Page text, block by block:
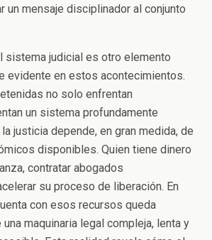
un mensaje disciplinador al conjunto
sistema judicial es otro elemento
evidente en estos acontecimientos.
no solo enfrentan
un sistema profundamente
justicia depende, en gran medida, de
disponibles. Quien tiene dinero
contratar abogados
su proceso de liberación. En
con esos recursos queda
maquinaria legal compleja, lenta y